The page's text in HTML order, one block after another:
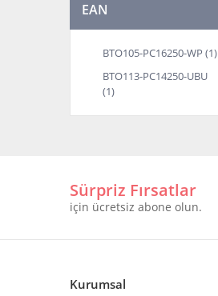
EAN
BTO105-PC16250-WP (1)
BTO113-PC14250-UBU
(1)
Sürpriz Fırsatlar
için ücretsiz abone olun.
Kurumsal